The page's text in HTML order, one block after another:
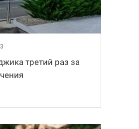
третий раз за